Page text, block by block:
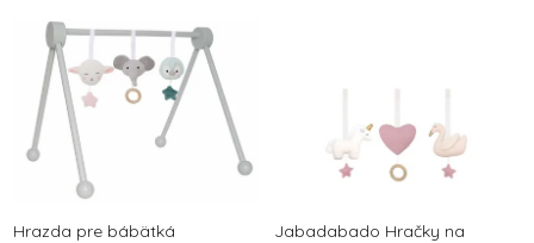
Hrazda pre bábätká
Jabadabado Hračky na